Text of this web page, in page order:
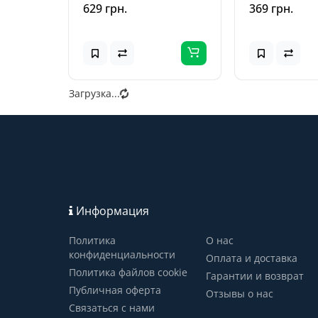
Max (6.7 дюйма) Синий
629 грн. 369 грн.
Загрузка...
Информация
Политика
конфиденциальности
Политика файлов cookie
Публичная оферта
Связаться с нами
О нас
Оплата и доставка
Гарантии и возврат
Отзывы о нас